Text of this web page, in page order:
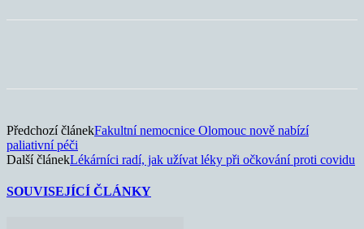
Předchozí článekFakultní nemocnice Olomouc nově nabízí
paliativní péči
Další článekLékárníci radí, jak užívat léky při očkování proti covidu
SOUVISEJÍCÍ ČLÁNKY